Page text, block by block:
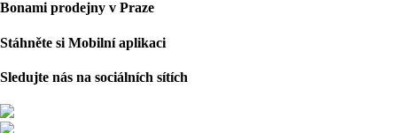
Bonami prodejny v Praze
Stáhněte si Mobilní aplikaci
Sledujte nás na sociálních sítích